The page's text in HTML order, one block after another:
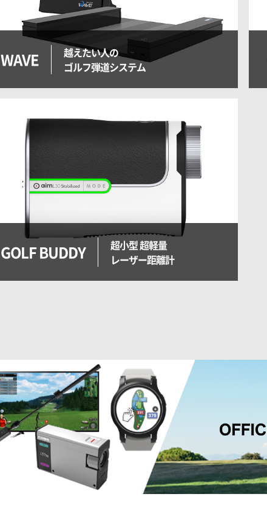
WAVE
越えたい人の
ゴルフ弾道システム
GOLF BUDDY
超小型 超軽量
レーザー距離計